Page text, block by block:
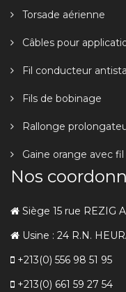
Torsade aérienne
Câbles pour
Fil conducteur
Fils de bobinage
Rallonge
Gaine orange avec
Nos
Siège 15 rue REZIG
Usine : 24 R.N.
+213(0) 556 98 51 95
+213(0) 661 59 27 54